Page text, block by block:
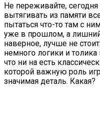
Не переживайте, сегодня
вытягивать из памяти
пытаться что-то там с
уже в прошлом, а
наверное, лучше не
немного логики и
что ни на есть
которой важную роль
значимая деталь. Какая?